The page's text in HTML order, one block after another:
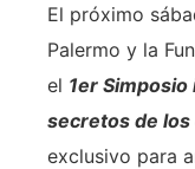
El próximo
Palermo y la
el 1er
secretos de
exclusivo para